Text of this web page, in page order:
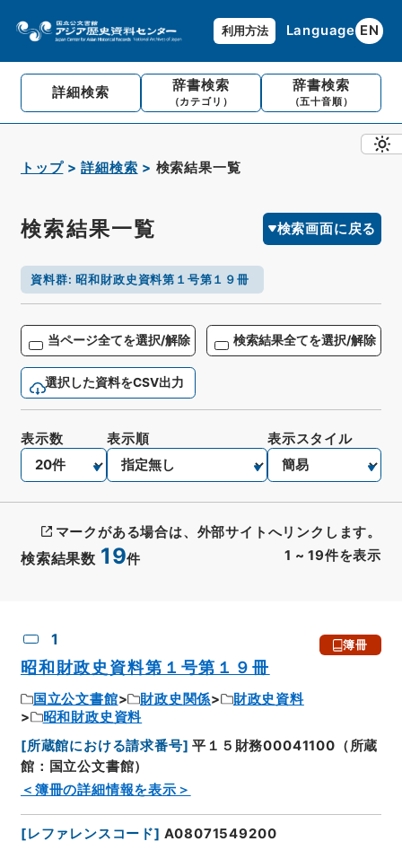
利用方法 Language EN
詳細検索 辞書検索
（カテゴリ）
辞書検索
（五十音順）
トップ 詳細検索 検索結果一覧
検索結果一覧 検索画面に戻る
資料群: 昭和財政史資料第１号第１９冊
当ページ全てを選択/解除 検索結果全てを選択/解除
選択した資料をCSV出力
検索結果数 19件 1 ~ 19件を表示
表示数 表示順 表示スタイル
マークがある場合は、外部サイトへリンクします。
1 簿冊
昭和財政史資料第１号第１９冊
国立公文書館 財政史関係
財政史資料
昭和財政史資料
[所蔵館における請求番号] 平１５財務00041100（所蔵
館：国立公文書館）
＜簿冊の詳細情報を表示＞
[レファレンスコード] A08071549200